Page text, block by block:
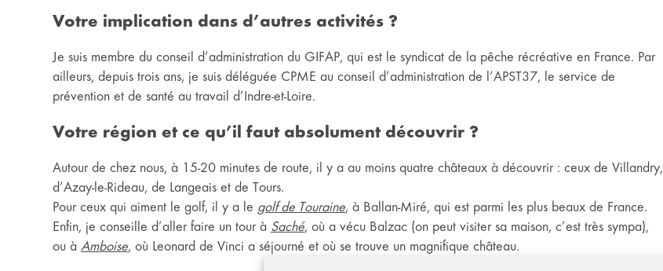
Votre implication dans d’autres activités ?
Je suis membre du conseil d’administration du GIFAP, qui est le syndicat de la pêche récréative en France. Par
ailleurs, depuis trois ans, je suis déléguée CPME au conseil d’administration de l’APST37, le service de
prévention et de santé au travail d’Indre-et-Loire.
Votre région et ce qu’il faut absolument découvrir ?
Autour de chez nous, à 15-20 minutes de route, il y a au moins quatre châteaux à découvrir : ceux de Villandry,
d’Azay-le-Rideau, de Langeais et de Tours.
Pour ceux qui aiment le golf, il y a le golf de Touraine, à Ballan-Miré, qui est parmi les plus beaux de France.
Enfin, je conseille d’aller faire un tour à Saché, où a vécu Balzac (on peut visiter sa maison, c’est très sympa),
ou à Amboise, où Leonard de Vinci a séjourné et où se trouve un magnifique château.